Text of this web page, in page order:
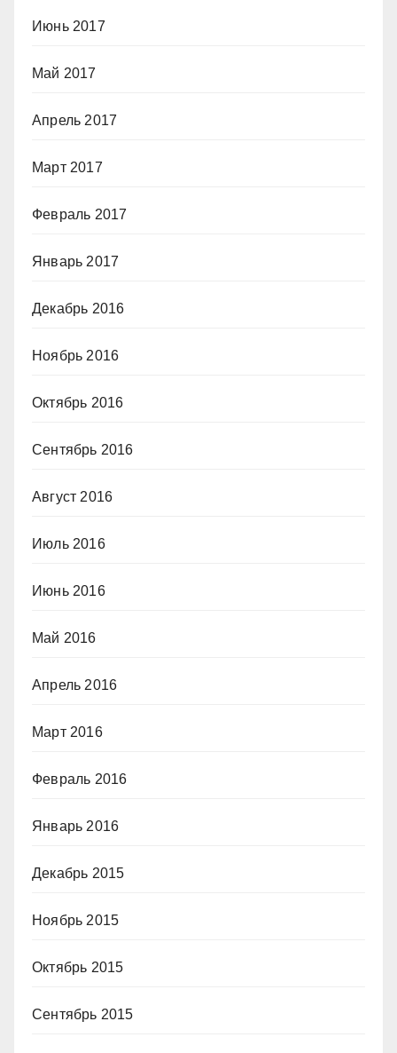
Июнь 2017
Май 2017
Апрель 2017
Март 2017
Февраль 2017
Январь 2017
Декабрь 2016
Ноябрь 2016
Октябрь 2016
Сентябрь 2016
Август 2016
Июль 2016
Июнь 2016
Май 2016
Апрель 2016
Март 2016
Февраль 2016
Январь 2016
Декабрь 2015
Ноябрь 2015
Октябрь 2015
Сентябрь 2015